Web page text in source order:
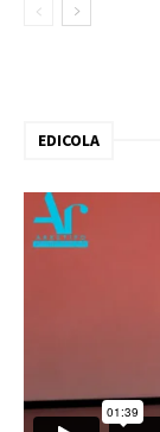
EDICOLA